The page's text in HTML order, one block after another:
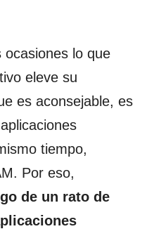
lo que
eleve su
es aconsejable, es
tiempo,
Por eso,
de un rato de